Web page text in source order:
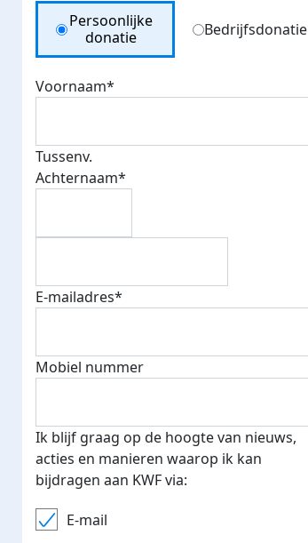
E-mails verstuurd
€500 euro opgehaald: t-shirt
Donation Type
Persoonlijke
donatie
Bedrijfsdonatie
Voornaam*
Tussenv.
Achternaam*
E-mailadres*
Mobiel nummer
Ik blijf graag op de hoogte van nieuws,
acties en manieren waarop ik kan
bijdragen aan KWF via:
E-mail